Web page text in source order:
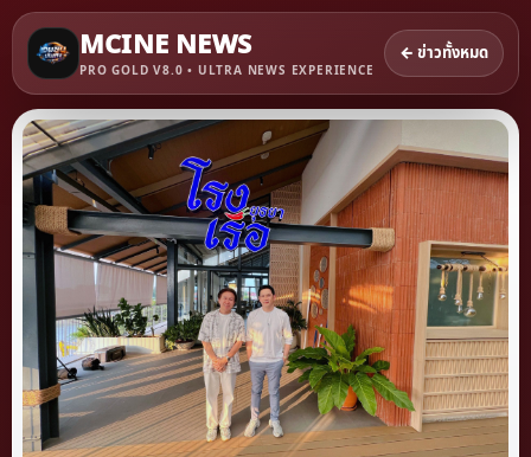
MCINE NEWS
PRO GOLD V8.0 • ULTRA NEWS EXPERIENCE
← ข่าวทั้งหมด